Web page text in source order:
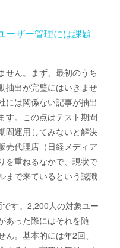
ーザー管理には課題
せん。まず、最初のうち
抽出が完璧にはいきませ
には関係ない記事が抽出
す。この点はテスト期間
間運用してみないと解決
売代理店（日経メディア
を重ねるなかで、現状で
まで来ているという認識
す。2,200人の対象ユー
あった際にはそれを随
。基本的には年2回、